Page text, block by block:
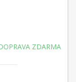
ZDARMA